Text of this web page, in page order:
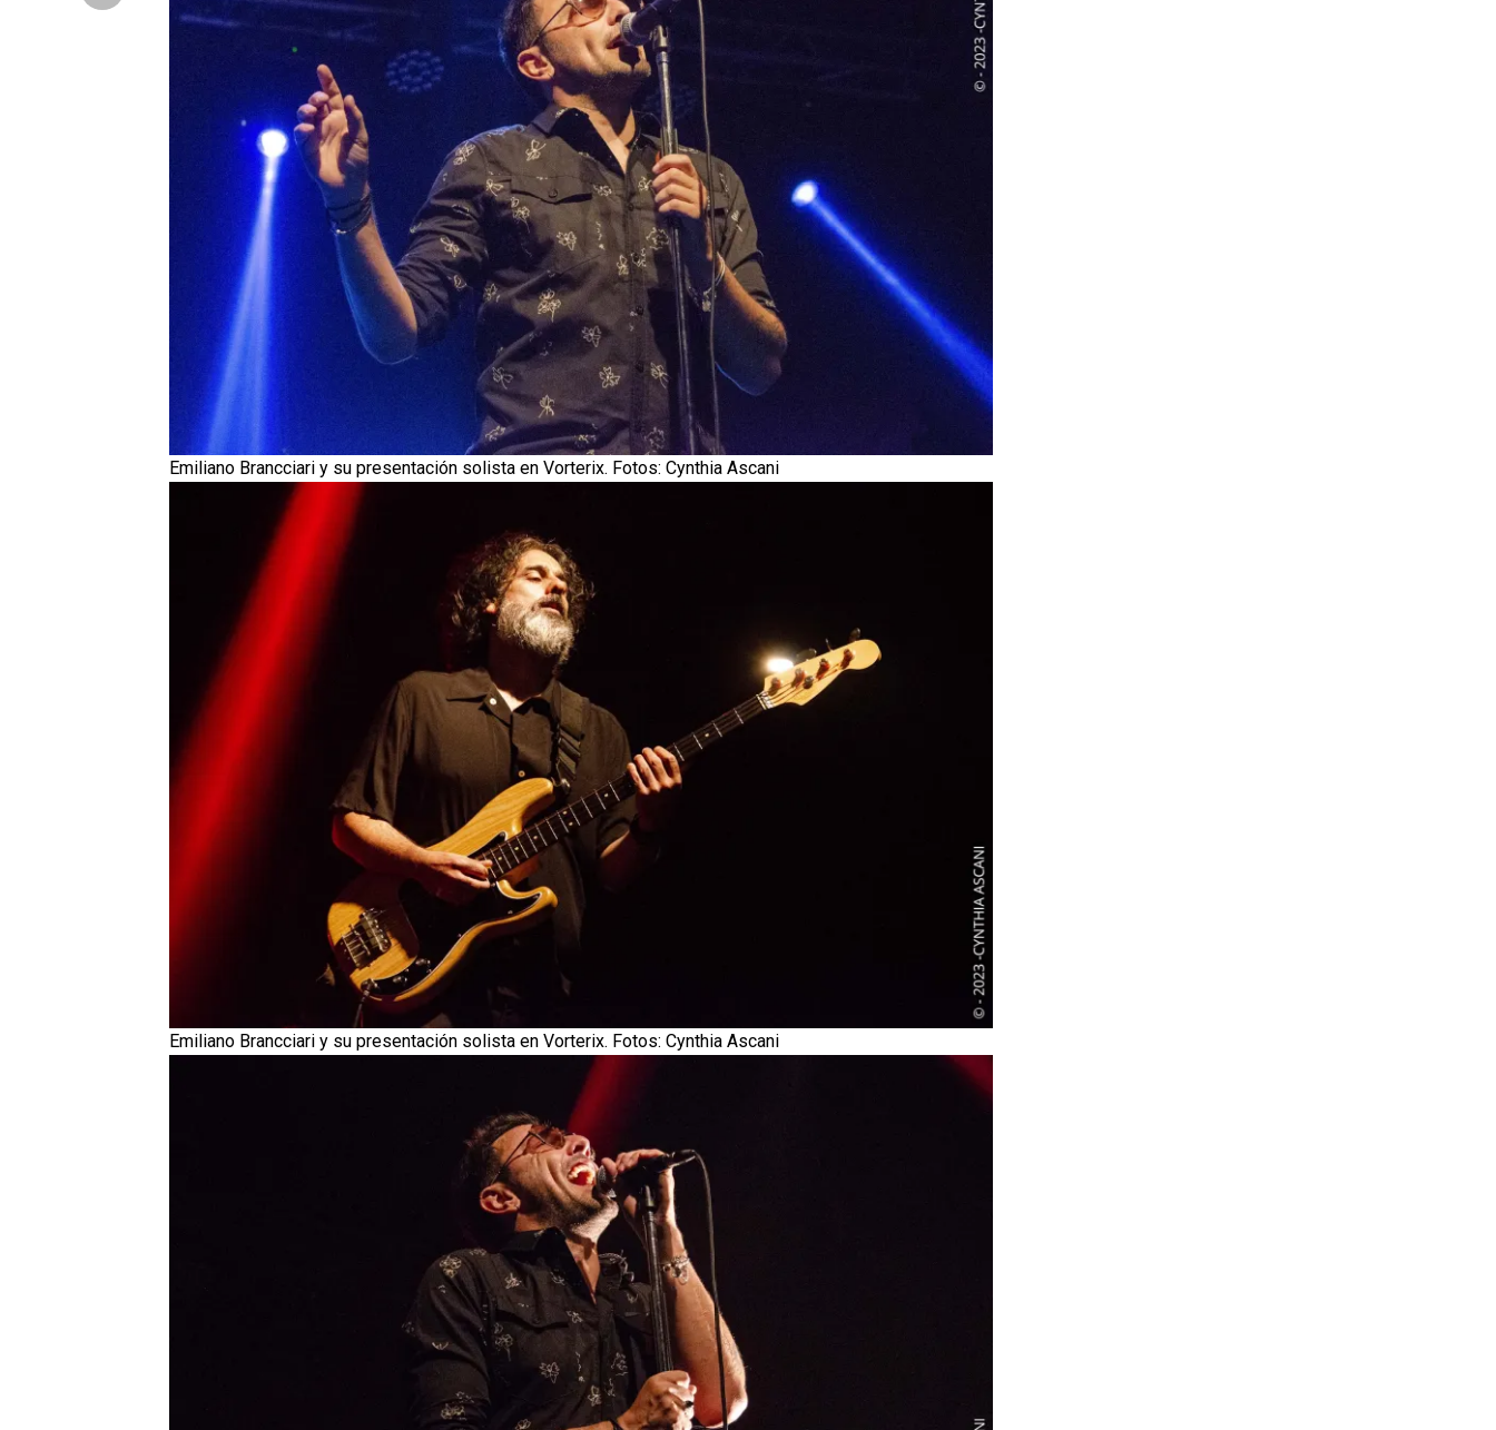
Emiliano Brancciari y su presentación solista en Vorterix. Fotos: Cynthia Ascani
Emiliano Brancciari y su presentación solista en Vorterix. Fotos: Cynthia Ascani